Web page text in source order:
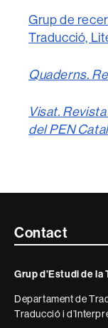
Grup de
Traducció,
Quaderns.
Visat.
del PEN
Contacte
informació
legal
Contact
Grup d’Estudi de
Departament de
Traducció i